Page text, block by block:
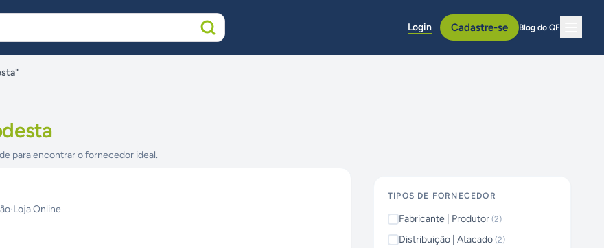
Login Cadastre-se Blog do QF
para encontrar o fornecedor ideal.
·Loja Online
TIPOS DE FORNECEDOR
Fabricante | Produtor (2)
Distribuição | Atacado (2)